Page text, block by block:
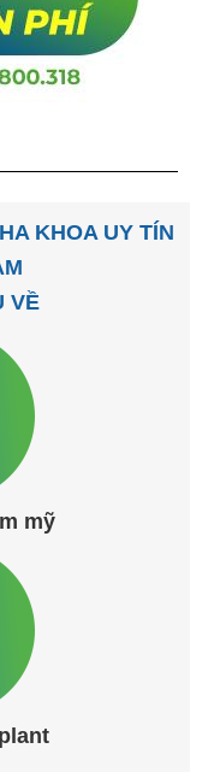
KHOA UY TÍN
VỀ
mỹ